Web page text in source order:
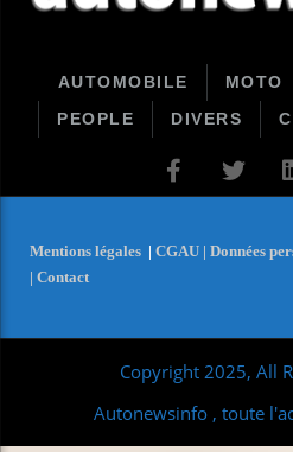
AUTOMOBILE MOTO
PEOPLE
DIVERS
Mentions légales | CGAU | Données
| Contact
Copyright 2025, All
Autonewsinfo , toute